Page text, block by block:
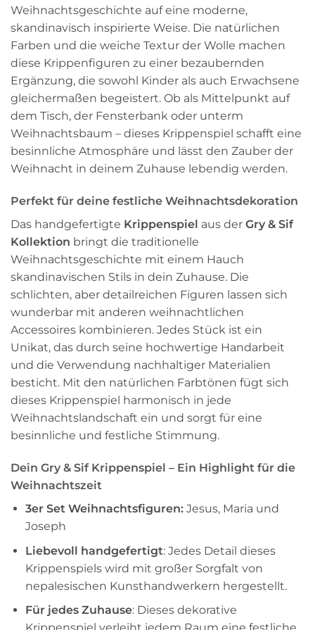
Weihnachtsgeschichte auf eine moderne,
skandinavisch inspirierte Weise. Die natürlichen
Farben und die weiche Textur der Wolle machen
diese Krippenfiguren zu einer bezaubernden
Ergänzung, die sowohl Kinder als auch Erwachsene
gleichermaßen begeistert. Ob als Mittelpunkt auf
dem Tisch, der Fensterbank oder unterm
Weihnachtsbaum – dieses Krippenspiel schafft eine
besinnliche Atmosphäre und lässt den Zauber der
Weihnacht in deinem Zuhause lebendig werden.
Perfekt für deine festliche Weihnachtsdekoration
Das handgefertigte Krippenspiel aus der Gry & Sif
Kollektion bringt die traditionelle
Weihnachtsgeschichte mit einem Hauch
skandinavischen Stils in dein Zuhause. Die
schlichten, aber detailreichen Figuren lassen sich
wunderbar mit anderen weihnachtlichen
Accessoires kombinieren. Jedes Stück ist ein
Unikat, das durch seine hochwertige Handarbeit
und die Verwendung nachhaltiger Materialien
besticht. Mit den natürlichen Farbtönen fügt sich
dieses Krippenspiel harmonisch in jede
Weihnachtslandschaft ein und sorgt für eine
besinnliche und festliche Stimmung.
Dein Gry & Sif Krippenspiel – Ein Highlight für die
Weihnachtszeit
3er Set Weihnachtsfiguren:Jesus, Maria und
Joseph
Liebevoll handgefertigt: Jedes Detail dieses
Krippenspiels wird mit großer Sorgfalt von
nepalesischen Kunsthandwerkern hergestellt.
Für jedes Zuhause: Dieses dekorative